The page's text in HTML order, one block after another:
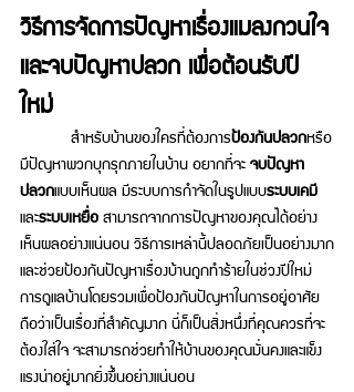
วิธีการจัดการปัญหาเรื่องแมลงกวนใจ
และจบปัญหาปลวก เพื่อต้อนรับปี
ใหม่
สำหรับบ้านของใครที่ต้องการป้องกันปลวกหรือ
มีปัญหาพวกบุกรุกภายในบ้าน อยากที่จะ จบปัญหา
ปลวกแบบเห็นผล มีระบบการกำจัดในรูปแบบระบบเคมี
และระบบเหยื่อ สามารถจากการปัญหาของคุณได้อย่าง
เห็นผลอย่างแน่นอน วิธีการเหล่านี้ปลอดภัยเป็นอย่างมาก
และช่วยป้องกันปัญหาเรื่องบ้านถูกทำร้ายในช่วงปีใหม่
การดูแลบ้านโดยรวมเพื่อป้องกันปัญหาในการอยู่อาศัย
ถือว่าเป็นเรื่องที่สำคัญมาก นี่ก็เป็นสิ่งหนึ่งที่คุณควรที่จะ
ต้องใส่ใจ จะสามารถช่วยทำให้บ้านของคุณมั่นคงและแข็ง
แรงน่าอยู่มากยิ่งขึ้นอย่างแน่นอน